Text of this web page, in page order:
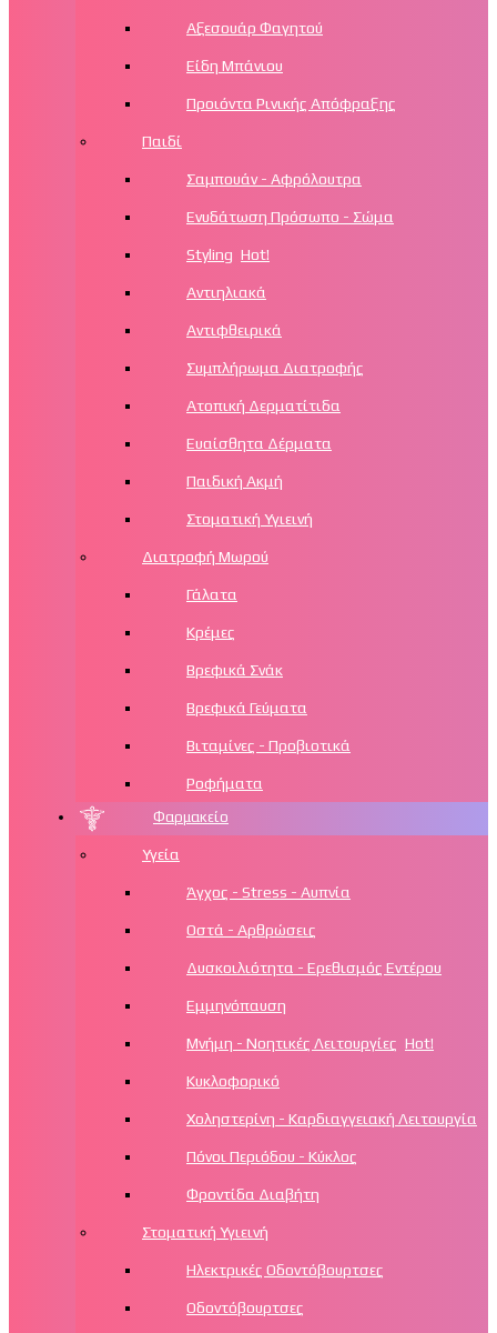
Αξεσουάρ Φαγητού
Είδη Μπάνιου
Προιόντα Ρινικής Απόφραξης
Παιδί
Σαμπουάν - Αφρόλουτρα
Ενυδάτωση Πρόσωπο - Σώμα
Styling Hot!
Αντιηλιακά
Αντιφθειρικά
Συμπλήρωμα Διατροφής
Ατοπική Δερματίτιδα
Ευαίσθητα Δέρματα
Παιδική Ακμή
Στοματική Υγιεινή
Διατροφή Μωρού
Γάλατα
Κρέμες
Βρεφικά Σνάκ
Βρεφικά Γεύματα
Βιταμίνες - Προβιοτικά
Ροφήματα
Φαρμακείο
Υγεία
Άγχος - Stress - Αυπνία
Οστά - Αρθρώσεις
Δυσκοιλιότητα - Ερεθισμός Εντέρου
Εμμηνόπαυση
Μνήμη - Νοητικές Λειτουργίες Hot!
Κυκλοφορικό
Χοληστερίνη - Καρδιαγγειακή Λειτουργία
Πόνοι Περιόδου - Κύκλος
Φροντίδα Διαβήτη
Στοματική Υγιεινή
Ηλεκτρικές Οδοντόβουρτσες
Οδοντόβουρτσες